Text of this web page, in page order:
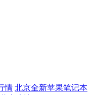
情 北京全新苹果笔记本